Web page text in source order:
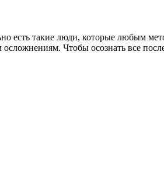
есть такие люди, которые любым
Чтобы осознать все